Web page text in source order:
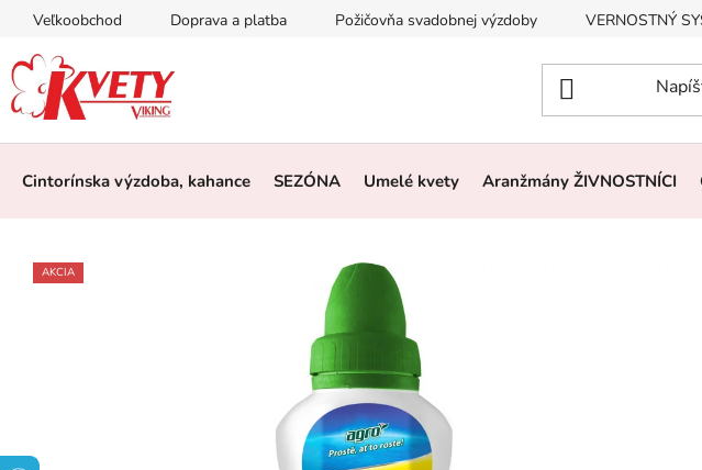
Prejsť
obsah
Veľkoobchod Doprava a platba Požičovňa svadobnej výzdoby VERNOSTNÝ
Cintorínska výzdoba, kahance SEZÓNA Umelé kvety Aranžmány ŽIVNOSTNÍCI
AKCIA